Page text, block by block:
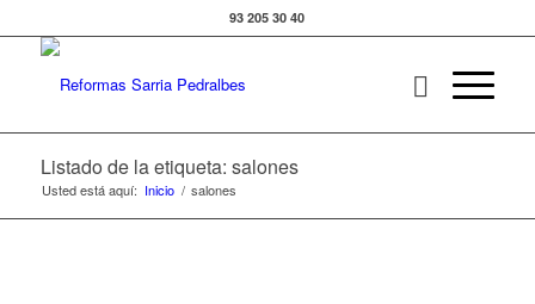
93 205 30 40
Listado de la etiqueta: salones
Usted está aquí: Inicio / salones